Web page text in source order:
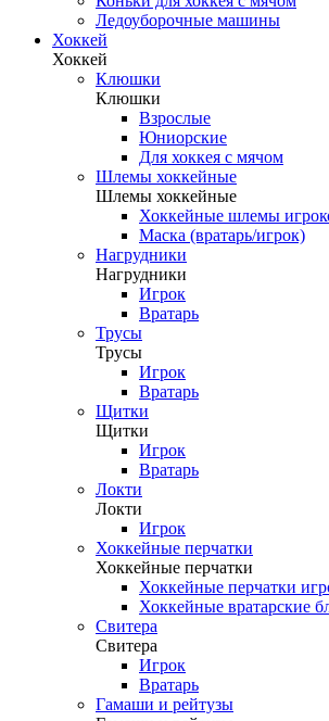
Ледоуборочные машины
Хоккей
Хоккей
Клюшки
Клюшки
Взрослые
Юниорские
Для хоккея с мячом
Шлемы хоккейные
Шлемы хоккейные
Хоккейные шлемы
Маска (вратарь/игрок)
Нагрудники
Нагрудники
Игрок
Вратарь
Трусы
Трусы
Игрок
Вратарь
Щитки
Щитки
Игрок
Вратарь
Локти
Локти
Игрок
Хоккейные перчатки
Хоккейные перчатки
Хоккейные перчатки
Хоккейные вратарские
Свитера
Свитера
Игрок
Вратарь
Гамаши и рейтузы